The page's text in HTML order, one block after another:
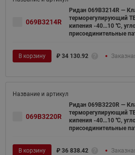
069B3214R
Ридан 069B3214R —
терморегулирующий
кипения -40...10 ℃,
присоединительные
В корзину ₽ 34 130.92
069B3220R
Ридан 069B3220R —
терморегулирующий
кипения -40...10 ℃,
присоединительные
В корзину ₽ 36 838.42